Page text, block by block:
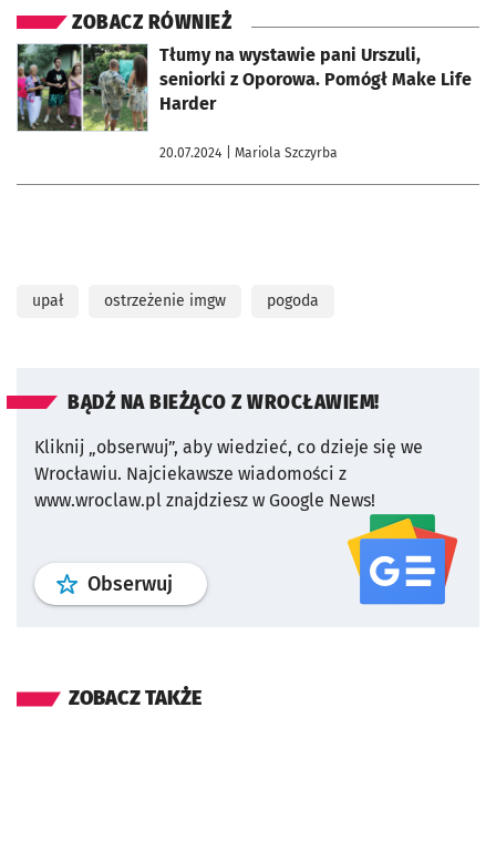
ZOBACZ RÓWNIEŻ
Tłumy na wystawie pani Urszuli,
seniorki z Oporowa. Pomógł Make Life
Harder
20.07.2024 | Mariola Szczyrba
otworzy się w nowej karcie
upał ostrzeżenie imgw pogoda
BĄDŹ NA BIEŻĄCO Z WROCŁAWIEM!
Kliknij „obserwuj”, aby wiedzieć, co dzieje się we
Wrocławiu. Najciekawsze wiadomości z
www.wroclaw.pl znajdziesz w Google News!
Obserwuj profil serwisu
ZOBACZ TAKŻE